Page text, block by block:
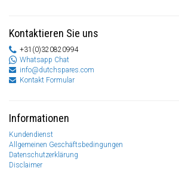
Kontaktieren Sie uns
+31(0)320820994
Whatsapp Chat
info@dutchspares.com
Kontakt Formular
Informationen
Kundendienst
Allgemeinen Geschäftsbedingungen
Datenschutzerklärung
Disclaimer